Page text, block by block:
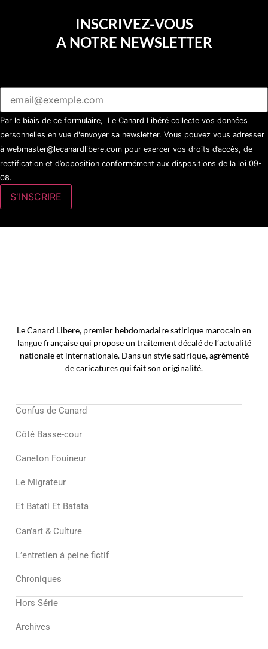
INSCRIVEZ-VOUS
A NOTRE NEWSLETTER
Par le biais de ce formulaire, Le Canard Libéré collecte vos données
personnelles en vue d'envoyer sa newsletter. Vous pouvez vous adresser
à webmaster@lecanardlibere.com pour exercer vos droits d’accès, de
rectification et d’opposition conformément aux dispositions de la loi 09-
08.
Le Canard Libere, premier hebdomadaire satirique marocain en
langue française qui propose un traitement décalé de l’actualité
nationale et internationale. Dans un style satirique, agrémenté
de caricatures qui fait son originalité.
Confus de Canard
Côté Basse-cour
Caneton Fouineur
Le Migrateur
Et Batati Et Batata
Can’art & Culture
L’entretien à peine fictif
Chroniques
Hors Série
Archives